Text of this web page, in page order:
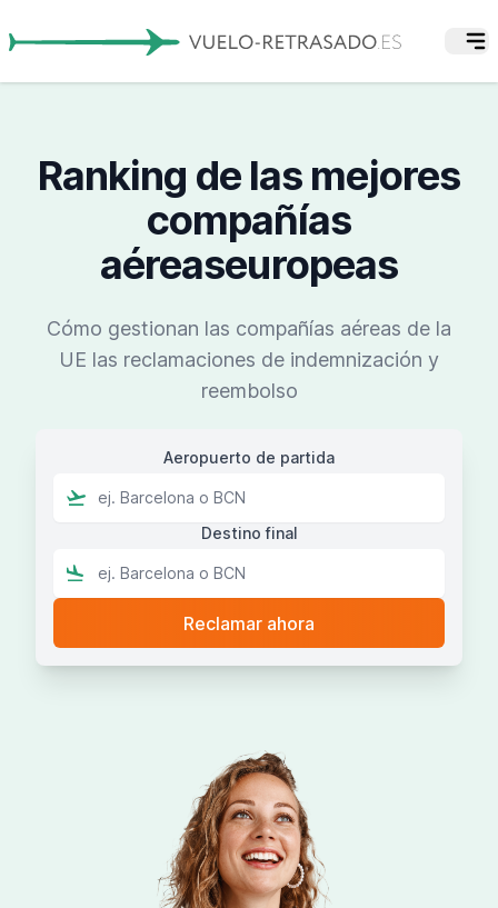
Ranking de las mejores
compañías
aéreaseuropeas
Cómo gestionan las compañías aéreas de la
UE las reclamaciones de indemnización y
reembolso
Aeropuerto de partida
Destino final